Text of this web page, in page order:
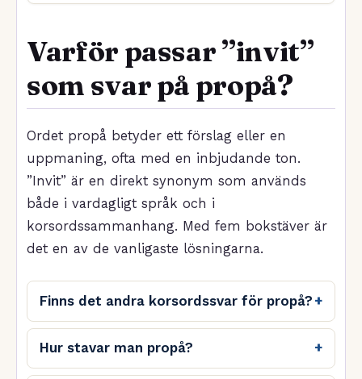
Varför passar ”invit”
som svar på propå?
Ordet propå betyder ett förslag eller en
uppmaning, ofta med en inbjudande ton.
”Invit” är en direkt synonym som används
både i vardagligt språk och i
korsordssammanhang. Med fem bokstäver är
det en av de vanligaste lösningarna.
Finns det andra korsordssvar för propå?
Hur stavar man propå?